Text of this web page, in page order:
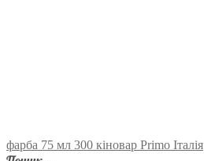
фарба 75 мл 300 кіновар Primo Італія